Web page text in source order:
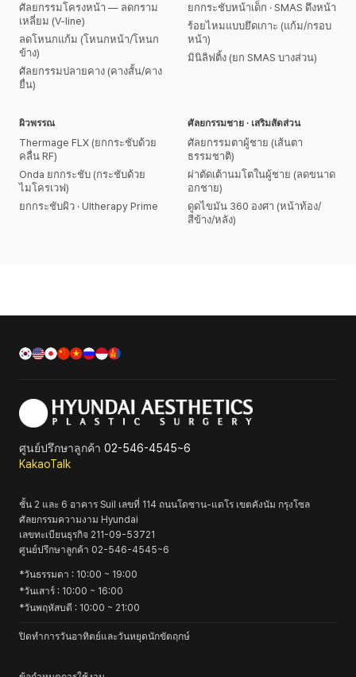
ศัลยกรรมโครงหน้า — ลดกราม
เหลี่ยม (V-line)
ลดโหนกแก้ม (โหนกหน้า/โหนก
ข้าง)
ศัลยกรรมปลายคาง (คางสั้น/คาง
ยื่น)
ยกกระชับหน้าเด็ก · SMAS ดึงหน้า
ร้อยไหมแบบยึดเกาะ (แก้ม/กรอบ
หน้า)
มินิลิฟติ้ง (ยก SMAS บางส่วน)
ผิวพรรณ
Thermage FLX (ยกกระชับด้วย
คลื่น RF)
Onda ยกกระชับ (กระชับด้วย
ไมโครเวฟ)
ยกกระชับผิว · Ultherapy Prime
ศัลยกรรมชาย · เสริมสัดส่วน
ศัลยกรรมตาผู้ชาย (เส้นตา
ธรรมชาติ)
ผ่าตัดเต้านมโตในผู้ชาย (ลดขนาด
อกชาย)
ดูดไขมัน 360 องศา (หน้าท้อง/
สีข้าง/หลัง)
ศูนย์ปรึกษาลูกค้า 02-546-4545~6
KakaoTalk
ชั้น 2 และ 6 อาคาร Suil เลขที่ 114 ถนนโดซาน-แดโร เขตคังนัม กรุงโซล
ศัลยกรรมความงาม Hyundai
เลขทะเบียนธุรกิจ 211-09-53721
ศูนย์ปรึกษาลูกค้า 02-546-4545~6
*วันธรรมดา : 10:00 ~ 19:00
*วันเสาร์ : 10:00 ~ 16:00
*วันพฤหัสบดี : 10:00 ~ 21:00
ปิดทำการวันอาทิตย์และวันหยุดนักขัตฤกษ์